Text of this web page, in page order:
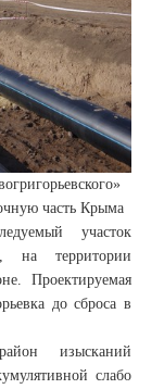
часть Крыма
участок
на территории
Проектируемая
до сброса в
изысканий
слабо